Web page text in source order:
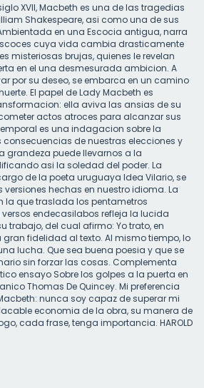
XVII, Macbeth es una de las tragedias
Shakespeare, asi como una de sus
en una Escocia antigua, narra
cuya vida cambia drasticamente
misteriosas brujas, quienes le revelan
en el una desmesurada ambicion. A
por su deseo, se embarca en un camino
El papel de Lady Macbeth es
ella aviva las ansias de su
actos atroces para alcanzar sus
es una indagacion sobre la
de nuestras elecciones y
grandeza puede llevarnos a la
asi la soledad del poder. La
de la poeta uruguaya Idea Vilario, se
versiones hechas en nuestro idioma. La
la que traslada los pentametros
endecasilabos refleja la lucida
trabajo, del cual afirmo: Yo trato, en
fidelidad al texto. Al mismo tiempo, lo
lucha. Que sea buena poesia y que se
sin forzar las cosas. Complementa
ensayo Sobre los golpes a la puerta en
Thomas De Quincey. Mi preferencia
nunca soy capaz de superar mi
economia de la obra, su manera de
cada frase, tenga importancia. HAROLD